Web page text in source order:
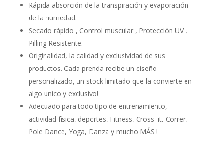
Rápida absorción de la transpiración y evaporación
de la humedad.
Secado rápido , Control muscular , Protección UV ,
Pilling Resistente.
Originalidad, la calidad y exclusividad de sus
productos. Cada prenda recibe un diseño
personalizado, un stock limitado que la convierte en
algo único y exclusivo!
Adecuado para todo tipo de entrenamiento,
actividad física, deportes, Fitness, CrossFit, Correr,
Pole Dance, Yoga, Danza y mucho MÁS !